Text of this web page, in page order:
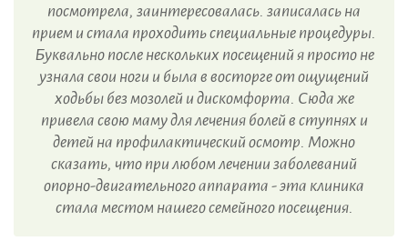
посмотрела, заинтересовалась. записалась на
прием и стала проходить специальные процедуры.
Буквально после нескольких посещений я просто не
узнала свои ноги и была в восторге от ощущений
ходьбы без мозолей и дискомфорта. Сюда же
привела свою маму для лечения болей в ступнях и
детей на профилактический осмотр. Можно
сказать, что при любом лечении заболеваний
опорно-двигательного аппарата - эта клиника
стала местом нашего семейного посещения.